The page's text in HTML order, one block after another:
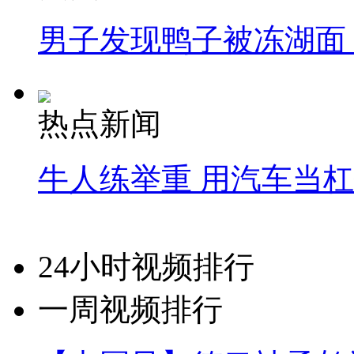
男子发现鸭子被冻湖
热点新闻
牛人练举重 用汽车当
24小时视频排行
一周视频排行